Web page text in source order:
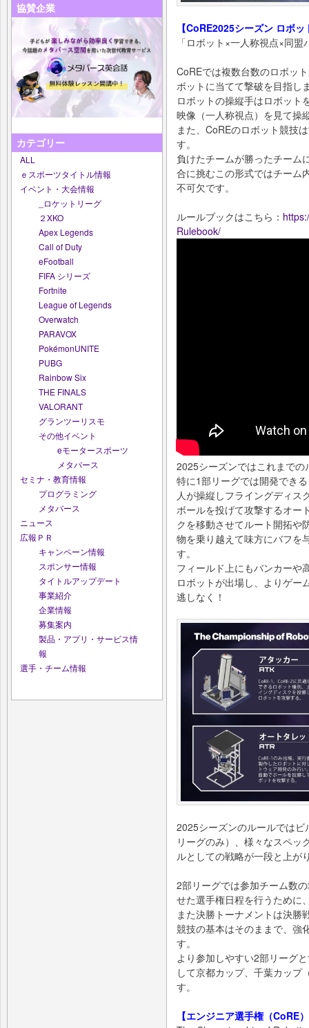
協賛企業
カテゴリー
ALL
ｅスポーツタイトル情報
イベント・大会情報
_ロケットリーグ
２XKO
Apex Legends
Call of Duty
eFootball
FIFA シリーズ
Fortnite
League of Legends
Overwatch
PARAVOX
PokémonUNITE
PUBG
Rainbow Six
THE FINALS
VALORANT
グランツーリスモ
その他イベント
eモータースポーツ
メタバース
セミナ・教育情報
プログラミング
メタバース
ニュース
広報ＰＲ
キャンペーン情報
スポンサー情報
タイトルアップデート
事業紹介
企業情報
募集案内
製品・アプリ・サービス情
報
選手・チーム情報
【CoRE2025シーズン ロボ
「ロボット×一人称視点×同
CoREでは複数台数のロボッ
ボットに当てて撃破を目指し
ロボットの操縦手はロボット
映像（一人称視点）を見て操
また、CoREのロボット競技
す。
負けたチームが勝ったチーム
合に挑むこの形式ではチーム
不可欠です。
ルールブックはこちら：
Rulebook/
2025シーズンではこれまで
特に1部リーグでは開発でき
人が操縦しフライングディス
ボールを投げて攻撃するオー
クを移動させてルート開拓や
物を乗り越えて味方にバフを
す。
フィールド上にもバンカーや
ロボットが出場し、よりゲー
逃しなく！
2025シーズンのルールでは
リーグのみ）、様々なスペッ
ルとしての戦略が一段と上が
2部リーグでは参加チーム数
せた選手権日程を行うために
また決勝トーナメントは決勝
競技の基本はそのままで、強
す。
より参加しやすい2部リーグ
して京都カップ、千葉カップ
す。
【エンジニア選手権（CoRE